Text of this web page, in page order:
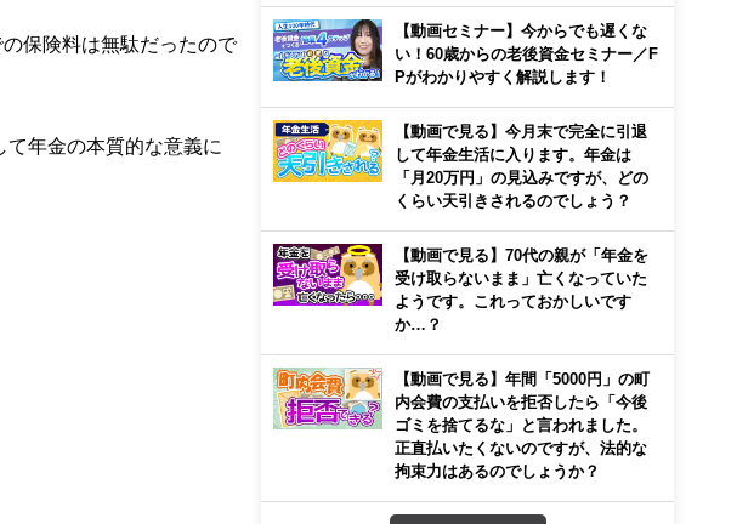
保険料は無駄だったので
年金の本質的な意義に
【動画セミナー】今からでも遅くな
い！60歳からの老後資金セミナー／F
Pがわかりやすく解説します！
【動画で見る】今月末で完全に引退
して年金生活に入ります。年金は
「月20万円」の見込みですが、どの
くらい天引きされるのでしょう？
【動画で見る】70代の親が「年金を
受け取らないまま」亡くなっていた
ようです。これっておかしいです
か…？
【動画で見る】年間「5000円」の町
内会費の支払いを拒否したら「今後
ゴミを捨てるな」と言われました。
正直払いたくないのですが、法的な
拘束力はあるのでしょうか？